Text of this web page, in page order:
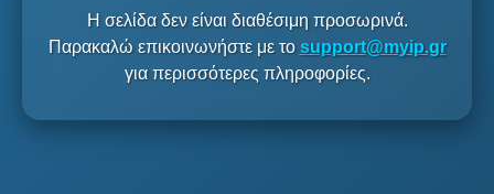
Η σελίδα δεν είναι διαθέσιμη προσωρινά.
Παρακαλώ επικοινωνήστε με το support@myip.gr
για περισσότερες πληροφορίες.